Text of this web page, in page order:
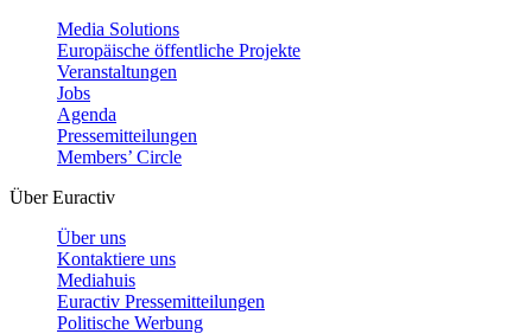
Media Solutions
Europäische öffentliche Projekte
Veranstaltungen
Jobs
Agenda
Pressemitteilungen
Members’ Circle
Über Euractiv
Über uns
Kontaktiere uns
Mediahuis
Euractiv Pressemitteilungen
Politische Werbung